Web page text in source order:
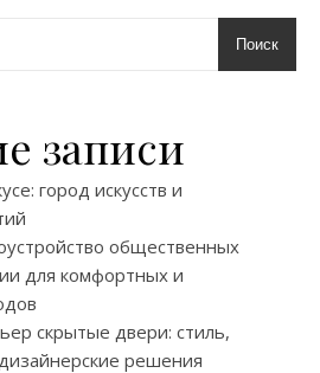
Поиск
записи
город искусств и
общественных
для комфортных и
скрытые двери: стиль,
решения